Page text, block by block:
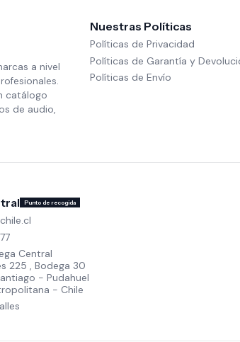
a nivel
catálogo
de audio,
Nuestras Políticas
Políticas de Privacidad
Políticas de Garantía y
Políticas de Envío
Punto de recogida
Central
225 , Bodega 30
- Pudahuel
- Chile